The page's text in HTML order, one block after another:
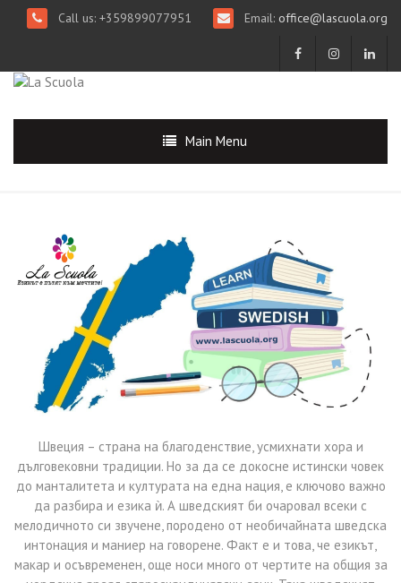
Call us: +359899077951 Email: office@lascuola.org
Main Menu
Швеция – страна на благоденствие, усмихнати хора и
дълговековни традиции. Но за да се докосне истински човек
до манталитета и културата на една нация, е ключово важно
да разбира и езика ѝ. А шведският би очаровал всеки с
мелодичното си звучене, породено от необичайната шведска
интонация и маниер на говорене. Факт е и това, че езикът,
макар и осъвременен, още носи много от чертите на общия за